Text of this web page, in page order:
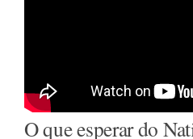
O que esperar do